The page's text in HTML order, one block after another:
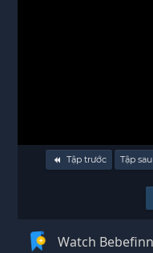
Tập trước Tập sau